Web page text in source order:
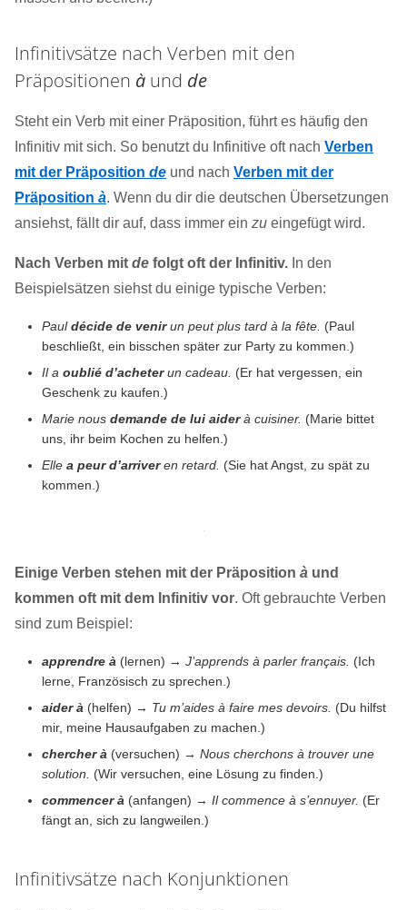
Infinitivsätze nach Verben mit den
Präpositionen à und de
Steht ein Verb mit einer Präposition, führt es häufig den
Infinitiv mit sich. So benutzt du Infinitive oft nach Verben
mit der Präposition de und nach Verben mit der
Präposition à. Wenn du dir die deutschen Übersetzungen
ansiehst, fällt dir auf, dass immer ein zu eingefügt wird.
Nach Verben mit de folgt oft der Infinitiv. In den
Beispielsätzen siehst du einige typische Verben:
Pauldécide de venirun peut plus tard à la fête. (Paul
beschließt, ein bisschen später zur Party zu kommen.)
Il a oublié d’acheterun cadeau. (Er hat vergessen, ein
Geschenk zu kaufen.)
Marie nous demande de lui aiderà cuisiner. (Marie bittet
uns, ihr beim Kochen zu helfen.)
Elle a peur d’arriveren retard. (Sie hat Angst, zu spät zu
kommen.)
Einige Verben stehen mit der Präposition à und
kommen oft mit dem Infinitiv vor. Oft gebrauchte Verben
sind zum Beispiel:
apprendre à (lernen) → J’apprends à parler français. (Ich
lerne, Französisch zu sprechen.)
aider à (helfen) → Tu m’aides à faire mes devoirs. (Du hilfst
mir, meine Hausaufgaben zu machen.)
chercher à (versuchen) → Nous cherchons à trouver une
solution.
(Wir versuchen, eine Lösung zu finden.)
commencer à (anfangen) → Il commence à s’ennuyer. (Er
fängt an, sich zu langweilen.)
Infinitivsätze nach Konjunktionen